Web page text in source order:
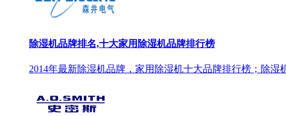
除湿机品牌排名,十大家用除湿机品牌排行榜
2014年最新除湿机品牌，家用除湿机十大品牌排行榜；除湿